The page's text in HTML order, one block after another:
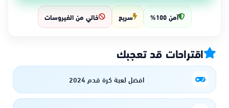
آمن 100% سريع خالي من الفيروسات
اقتراحات قد تعجبك
افضل لعبة كرة قدم 2024